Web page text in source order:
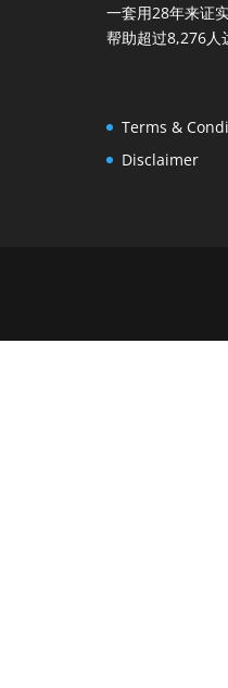
一套用28年来证
帮助超过8,276人
Terms &
Disclaimer